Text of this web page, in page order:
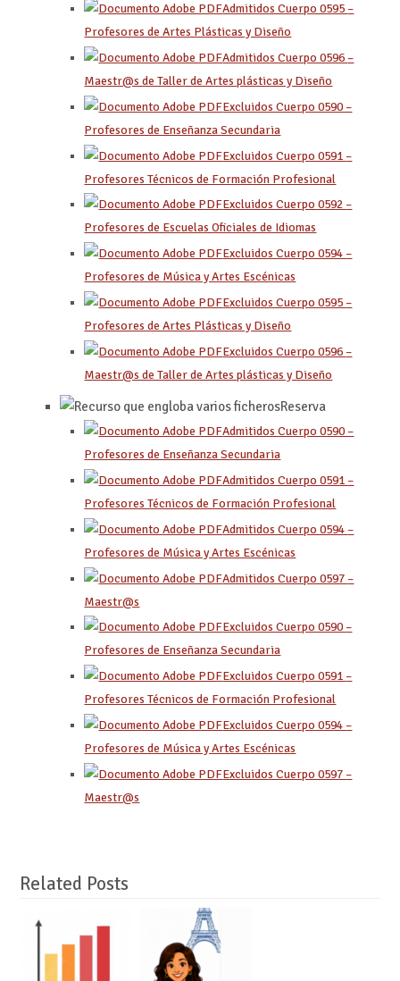
Admitidos Cuerpo 0595–
Profesores de Artes Plásticas y Diseño
Admitidos Cuerpo 0596–
Maestr@s de Taller de Artes plásticas y Diseño
Excluidos Cuerpo 0590 –
Profesores de Enseñanza Secundaria
Excluidos Cuerpo 0591–
Profesores Técnicos de Formación Profesional
Excluidos Cuerpo 0592–
Profesores de Escuelas Oficiales de Idiomas
Excluidos Cuerpo 0594–
Profesores de Música y Artes Escénicas
Excluidos Cuerpo 0595–
Profesores de Artes Plásticas y Diseño
Excluidos Cuerpo 0596–
Maestr@s de Taller de Artes plásticas y Diseño
Reserva
Admitidos Cuerpo 0590 –
Profesores de Enseñanza Secundaria
Admitidos Cuerpo 0591–
Profesores Técnicos de Formación Profesional
Admitidos Cuerpo 0594–
Profesores de Música y Artes Escénicas
Admitidos Cuerpo 0597–
Maestr@s
Excluidos Cuerpo 0590–
Profesores de Enseñanza Secundaria
Excluidos Cuerpo 0591–
Profesores Técnicos de Formación Profesional
Excluidos Cuerpo 0594–
Profesores de Música y Artes Escénicas
Excluidos Cuerpo 0597–
Maestr@s
Related Posts